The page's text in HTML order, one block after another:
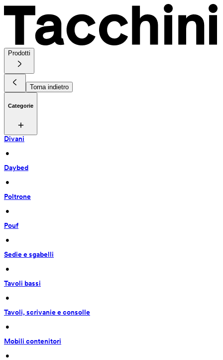
Prodotti
Torna indietro
Categorie
Divani
•
Daybed
•
Poltrone
•
Pouf
•
Sedie e sgabelli
•
Tavoli bassi
•
Tavoli, scrivanie e consolle
•
Mobili contenitori
•